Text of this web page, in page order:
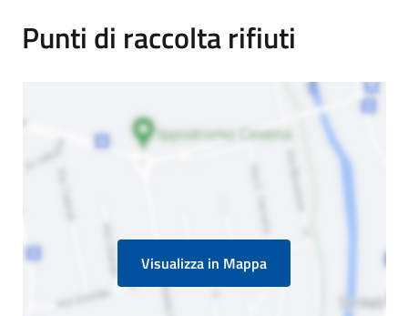
Punti di raccolta rifiuti
Visualizza in Mappa